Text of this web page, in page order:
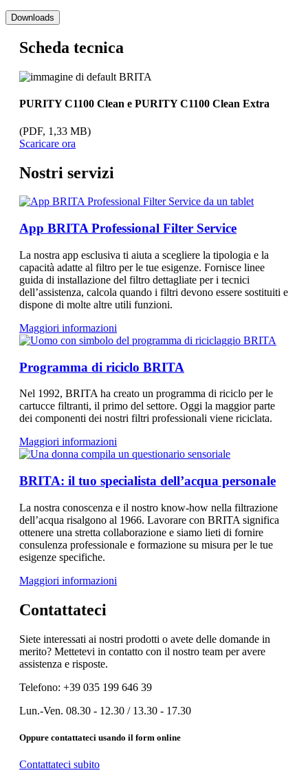
Downloads
Scheda tecnica
PURITY C1100 Clean e PURITY C1100 Clean Extra
(PDF, 1,33 MB)
Scaricare ora
Nostri servizi
App BRITA Professional Filter Service
La nostra app esclusiva ti aiuta a scegliere la tipologia e la
capacità adatte al filtro per le tue esigenze. Fornisce linee
guida di installazione del filtro dettagliate per i tecnici
dell’assistenza, calcola quando i filtri devono essere sostituiti e
dispone di molte altre utili funzioni.
Maggiori informazioni
Programma di riciclo BRITA
Nel 1992, BRITA ha creato un programma di riciclo per le
cartucce filtranti, il primo del settore. Oggi la maggior parte
dei componenti dei nostri filtri professionali viene riciclata.
Maggiori informazioni
BRITA: il tuo specialista dell’acqua personale
La nostra conoscenza e il nostro know-how nella filtrazione
dell’acqua risalgono al 1966. Lavorare con BRITA significa
ottenere una stretta collaborazione e siamo lieti di fornire
consulenza professionale e formazione su misura per le tue
esigenze specifiche.
Maggiori informazioni
Contattateci
Siete interessati ai nostri prodotti o avete delle domande in
merito? Mettetevi in contatto con il nostro team per avere
assistenza e risposte.
Telefono: +39 035 199 646 39
Lun.-Ven. 08.30 - 12.30 / 13.30 - 17.30
Oppure contattateci usando il form online
Contattateci subito